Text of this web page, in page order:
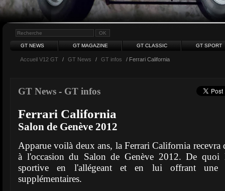
GT NEWS GT MAGAZINE GT CLASSIC GT SPORT
Accueil V12 GT / GT News / GT infos / Ferrari California
GT News - GT infos
Ferrari California
Salon de Genève 2012
Apparue voilà deux ans, la Ferrari California recevra
à l'occasion du Salon de Genève 2012. De
sportive en l'allégeant et en lui offrant une
supplémentaires.